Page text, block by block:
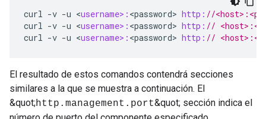
curl -v -u <username>: <password> http: //
curl -v -u <username>: <password> http: //
curl -v -u <username>: <password> http: //
El resultado de estos comandos contendrá secciones
similares a la que se muestra a continuación. El
&quot;http.management.port&quot; sección indica el